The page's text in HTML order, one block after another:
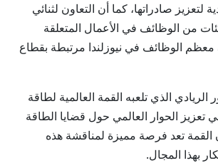
لتعزيز صادراتها، كما أن التعاون لثنائي
من الوظائف في الأعمال المتعلقة
معظم الوظائف في نيوزلندا مرتبطة بقطاع
الريادي الذي تلعبه القمة العالمية لطاقة
2025، في تعزيز الحوار العالمي حول قضايا الطاقة
القمة تعد فرصة مميزة لمناقشة هذه
بهذا المجال.